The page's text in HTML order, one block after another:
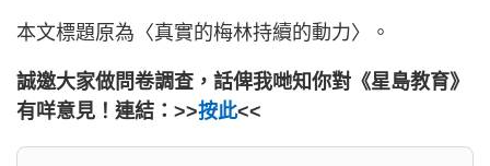
本文標題原為〈真實的梅林持續的動力〉。
誠邀大家做問卷調查，話俾我哋知你對《星島教育》
有咩意見！連結：>>按此<<